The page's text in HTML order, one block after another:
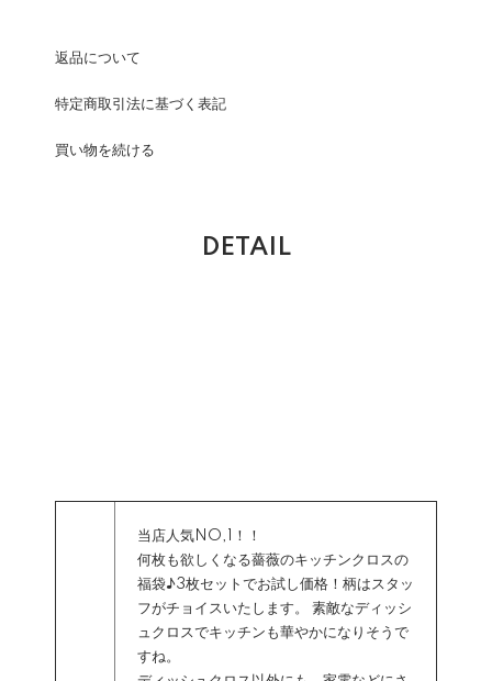
返品について
特定商取引法に基づく表記
買い物を続ける
DETAIL
当店人気NO,1！！
何枚も欲しくなる薔薇のキッチンクロスの
福袋♪3枚セットでお試し価格！柄はスタッ
フがチョイスいたします。 素敵なディッシ
ュクロスでキッチンも華やかになりそうで
すね。